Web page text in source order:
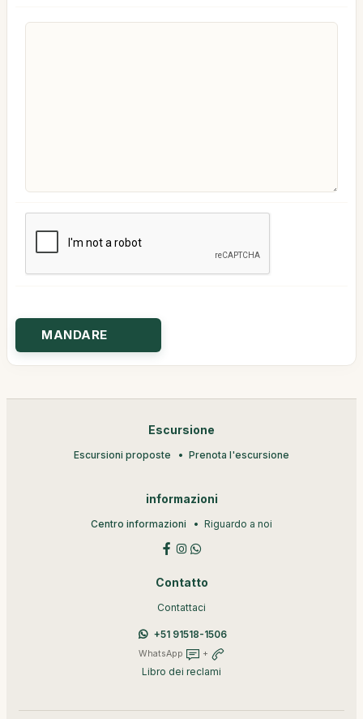
Escursione
Escursioni proposte Prenota l'escursione
informazioni
Centro informazioni Riguardo a noi
Contatto
Contattaci
+51 91518-1506
WhatsApp +
Libro dei reclami